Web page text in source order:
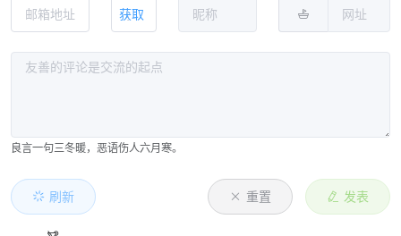
获取
良言一句三冬暖，恶语伤人六月寒。
刷新 重置 发表